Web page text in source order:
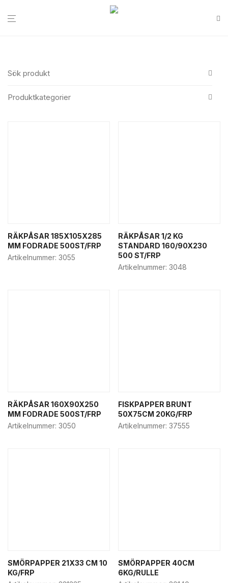
Sök produkt
Produktkategorier
Cake boxes
Cleaning
Cake plate
Cake boxes
Hamburger boxes
RÄKPÅSAR 185X105X285
MM FODRADE 500ST/FRP
Artikelnummer: 3055
RÄKPÅSAR 1/2 KG
STANDARD 160/90X230
500 ST/FRP
Artikelnummer: 3048
RÄKPÅSAR 160X90X250
MM FODRADE 500ST/FRP
Artikelnummer: 3050
FISKPAPPER BRUNT
50X75CM 20KG/FRP
Artikelnummer: 37555
SMÖRPAPPER 21X33 CM 10
KG/FRP
SMÖRPAPPER 40CM
6KG/RULLE